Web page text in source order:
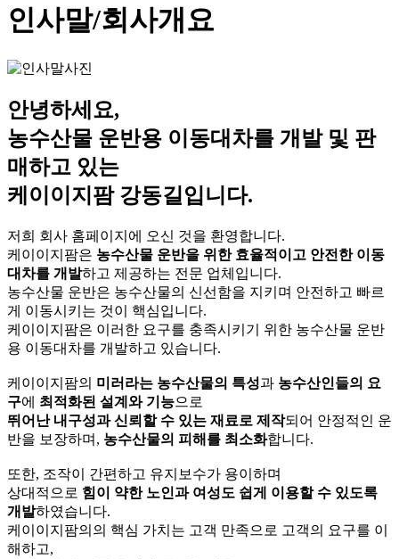
인사말/회사개요
안녕하세요,
농수산물 운반용 이동대차를 개발 및 판
매하고 있는
케이이지팜 강동길입니다.
저희 회사 홈페이지에 오신 것을 환영합니다.
케이이지팜은 농수산물 운반을 위한 효율적이고 안전한 이동
대차를 개발하고 제공하는 전문 업체입니다.
농수산물 운반은 농수산물의 신선함을 지키며 안전하고 빠르
게 이동시키는 것이 핵심입니다.
케이이지팜은 이러한 요구를 충족시키기 위한 농수산물 운반
용 이동대차를 개발하고 있습니다.
케이이지팜의 미러라는 농수산물의 특성과 농수산인들의 요
구에 최적화된 설계와 기능으로
뛰어난 내구성과 신뢰할 수 있는 재료로 제작되어 안정적인 운
반을 보장하며, 농수산물의 피해를 최소화합니다.
또한, 조작이 간편하고 유지보수가 용이하며
상대적으로 힘이 약한 노인과 여성도 쉽게 이용할 수 있도록
개발하였습니다.
케이이지팜의의 핵심 가치는 고객 만족으로 고객의 요구를 이
해하고,